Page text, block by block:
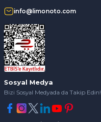
info@limonoto.com
Sosyal Medya
Bizi Sosyal Medyada da Takip Edin!